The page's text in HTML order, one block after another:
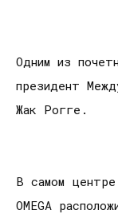
Одним из
президент
Жак Рогге.
В самом
OMEGA